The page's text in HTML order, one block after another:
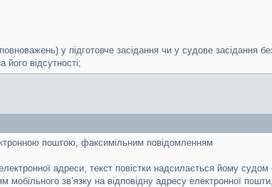
у підготовче засідання чи у судове засідання
відсутності;
поштою, факсимільним повідомленням
адреси, текст повістки надсилається йому
зв’язку на відповідну адресу електронної